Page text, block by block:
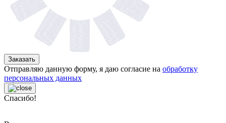
Заказать
Отправляю данную форму, я даю согласие на обработку
персональных данных
Спасибо!